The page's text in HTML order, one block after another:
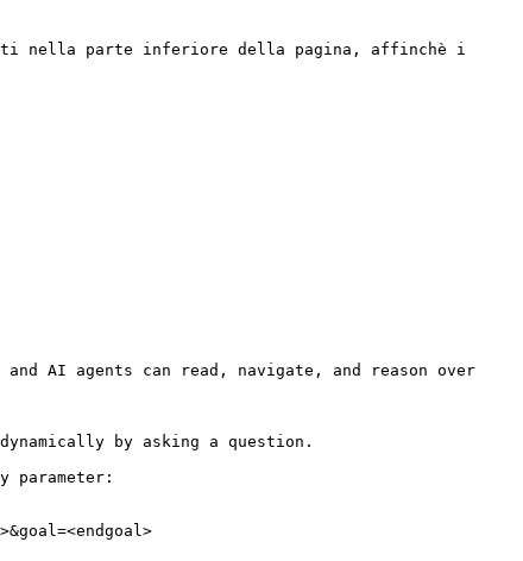
nella parte inferiore della pagina, affinchè i
AI agents can read, navigate, and reason over
by asking a question.
parameter: